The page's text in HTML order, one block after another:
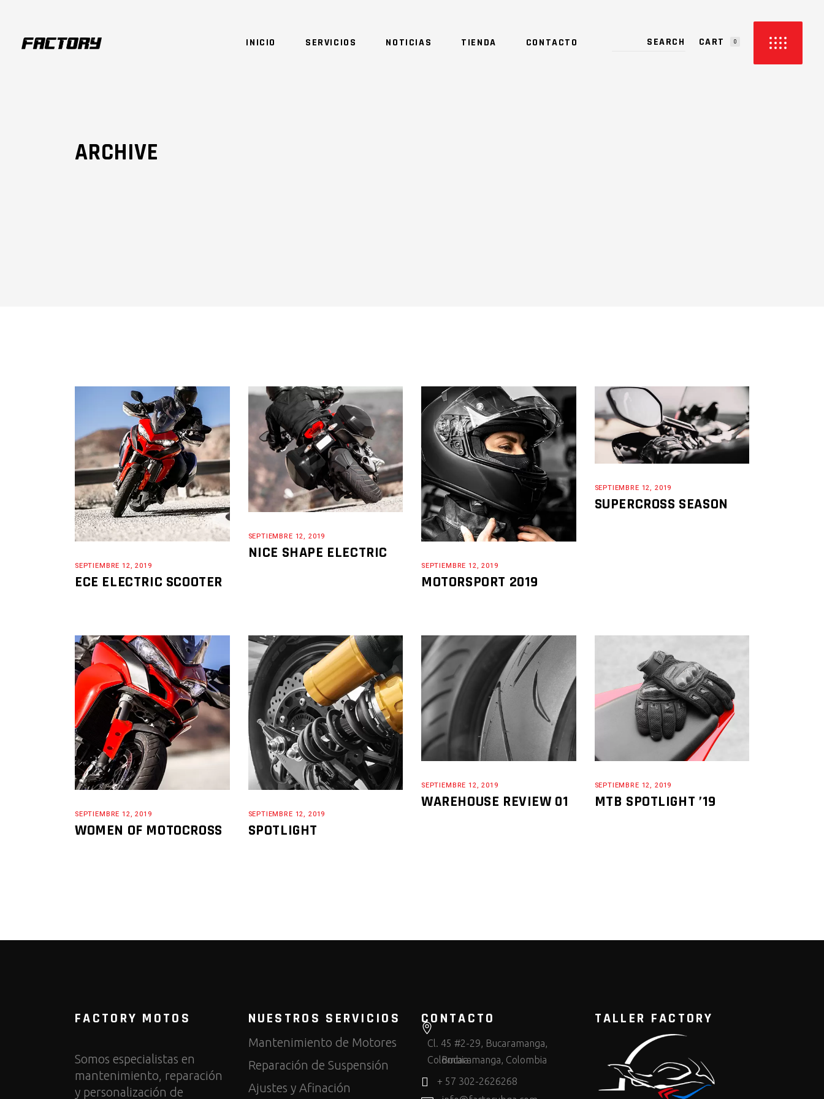
INICIO SERVICIOS NOTICIAS TIENDA CONTACTO CART 0
ARCHIVE
SEPTIEMBRE 12, 2019
ECE ELECTRIC SCOOTER
SEPTIEMBRE 12, 2019
NICE SHAPE ELECTRIC
SEPTIEMBRE 12, 2019
MOTORSPORT 2019
SEPTIEMBRE 12, 2019
SUPERCROSS SEASON
SEPTIEMBRE 12, 2019
WOMEN OF MOTOCROSS
SEPTIEMBRE 12, 2019
SPOTLIGHT
SEPTIEMBRE 12, 2019
WAREHOUSE REVIEW 01
SEPTIEMBRE 12, 2019
MTB SPOTLIGHT ’19
FACTORY MOTOS
Somos especialistas en
mantenimiento, reparación
y personalización de
NUESTROS SERVICIOS
Mantenimiento de Motores
Reparación de Suspensión
Ajustes y Afinación
CONTACTO
Cl. 45 #2-29, Bucaramanga,
Colombia
Bucaramanga, Colombia
+ 57 302-2626268
TALLER FACTORY